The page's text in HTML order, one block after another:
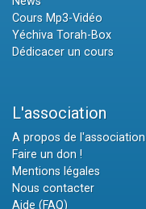
Cours Mp3-Vidéo
Yéchiva Torah-Box
Dédicacer un cours
L'association
A propos de l'association
Faire un don !
Mentions légales
Nous contacter
Aide (FAQ)